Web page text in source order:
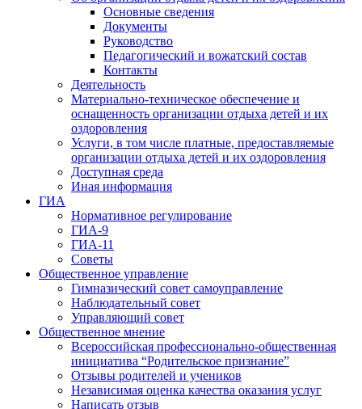
Основные сведения
Документы
Руководство
Педагогический и вожатский состав
Контакты
Деятельность
Материально-техническое обеспечение и
оснащенность организации отдыха детей и их
оздоровления
Услуги, в том числе платные, предоставляемые
организации отдыха детей и их оздоровления
Доступная среда
Иная информация
ГИА
Нормативное регулирование
ГИА-9
ГИА-11
Советы
Общественное управление
Гимназический совет самоуправление
Наблюдательный совет
Управляющий совет
Общественное мнение
Всероссийская профессионально-общественная
инициатива “Родительское признание”
Отзывы родителей и учеников
Независимая оценка качества оказания услуг
Написать отзыв